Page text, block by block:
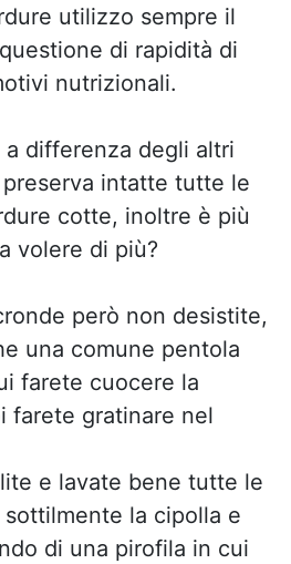
utilizzo sempre il
di rapidità di
nutrizionali.
differenza degli altri
intatte tutte le
cotte, inoltre è più
volere di più?
però non desistite,
una comune pentola
farete cuocere la
farete gratinare nel
e lavate bene tutte le
la cipolla e
di una pirofila in cui